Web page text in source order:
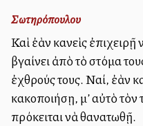
Σωτηρόπουλου
Καὶ ἐὰν κανεὶς
βγαίνει ἀπὸ τὸ στόμα
ἐχθρούς τους. Ναί, ἐὰν
κακοποιήσῃ, μ’ αὐτὸ
πρόκειται νὰ θανατωθῇ.